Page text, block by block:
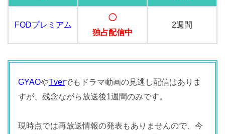
FODプレミアム
◯
独占配信中
2週間
GYAOやTverでもドラマ動画の見逃し配信はありま
すが、残念ながら放送後1週間のみです。
現時点では再放送情報の発表もありませんので、今